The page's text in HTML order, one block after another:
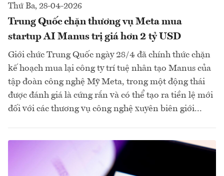
Thứ Ba, 28-04-2026
Trung Quốc chặn thương vụ Meta mua
startup AI Manus trị giá hơn 2 tỷ USD
Giới chức Trung Quốc ngày 28/4 đã chính thức chặn
kế hoạch mua lại công ty trí tuệ nhân tạo Manus của
tập đoàn công nghệ Mỹ Meta, trong một động thái
được đánh giá là cứng rắn và có thể tạo ra tiền lệ mới
đối với các thương vụ công nghệ xuyên biên giới...